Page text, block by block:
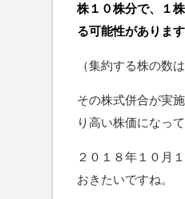
株１０株分で、１
る可能性があります
（集約する株の数
その株式併合が実
り高い株価になっ
２０１８年１０月
おきたいですね。